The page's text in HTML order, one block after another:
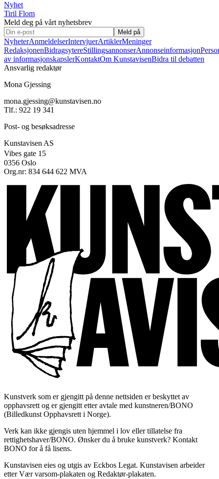
Nyhet
Tiril Flom
Meld deg på vårt nyhetsbrev
Meld på
NyheterAnmeldelserIntervjuerArtiklerMeninger
RedaksjonenBidragsytereStillingsannonserAnnonseinformasjon
av informasjonskapslerKontaktOm KunstavisenBidra til debatten
Ansvarlig redaktør
Mona Gjessing
mona.gjessing@kunstavisen.no
Tlf.: 922 19 341
Post- og besøksadresse
Kunstavisen AS
Vibes gate 15
0356 Oslo
Org.nr: 834 644 622 MVA
Kunstverk som er gjengitt på denne nettsiden er beskyttet av
opphavsrett og er gjengitt etter avtale med kunstneren/BONO
(Billedkunst Opphavsrett i Norge).
Verk kan ikke gjengis uten hjemmel i lov eller tillatelse fra
rettighetshaver/BONO. Ønsker du å bruke kunstverk? Kontakt
BONO for å få lisens.
Kunstavisen eies og utgis av Eckbos Legat. Kunstavisen arbeider
etter Vær varsom-plakaten og Redaktør-plakaten.